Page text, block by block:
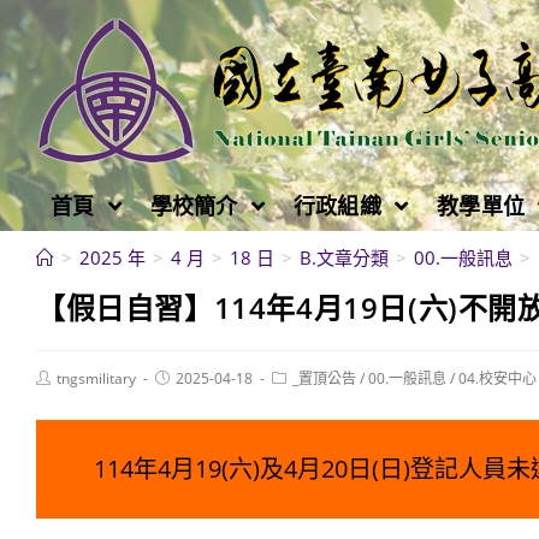
跳
轉
至
主
要
內
容
首頁 學校簡介 行政組織 教學單位
> 2025 年 > 4 月 > 18 日 > B.文章分類 > 00.一般訊息 >
【假日自習】114年4月19日(六)不開
Posttngsmilitary
Post2025-04-18
Post _置頂公告/00.一般訊息 /04.校安中心
114年4月19(六)及4月20日(日)登記人員